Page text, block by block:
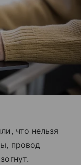
что нельзя
провод